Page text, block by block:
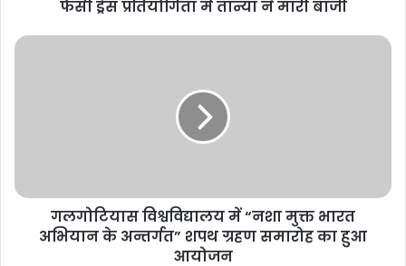
फैंसी ड्रेस प्रतियोगिता में तान्या ने मारी बाजी
गलगोटियास विश्वविद्यालय में “नशा मुक्त भारत
अभियान के अन्तर्गत” शपथ ग्रहण समारोह का हुआ
आयोजन